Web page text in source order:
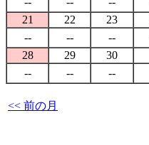
21
22 23
--
-- --
28
29
30
--
-- --
<< 前の月